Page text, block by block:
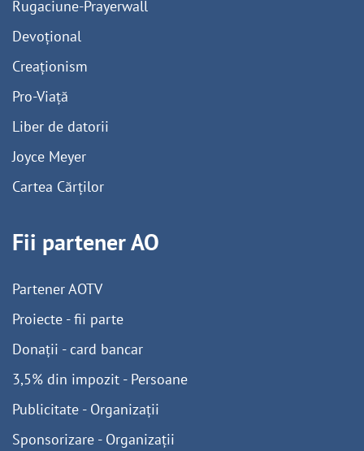
Rugaciune-Prayerwall
Devoțional
Creaționism
Pro-Viață
Liber de datorii
Joyce Meyer
Cartea Cărților
Fii partener AO
Partener AOTV
Proiecte - fii parte
Donații - card bancar
3,5% din impozit - Persoane
Publicitate - Organizații
Sponsorizare - Organizații